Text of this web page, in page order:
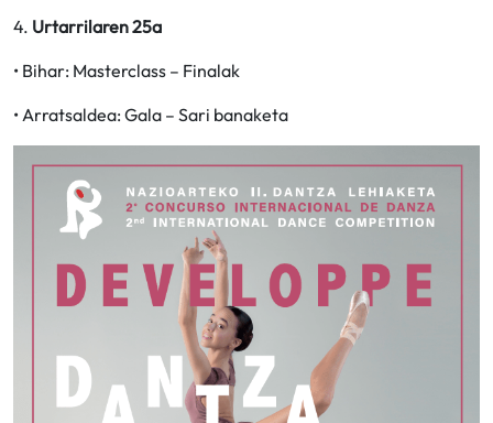
4. Urtarrilaren 25a
• Bihar: Masterclass – Finalak
• Arratsaldea: Gala – Sari banaketa